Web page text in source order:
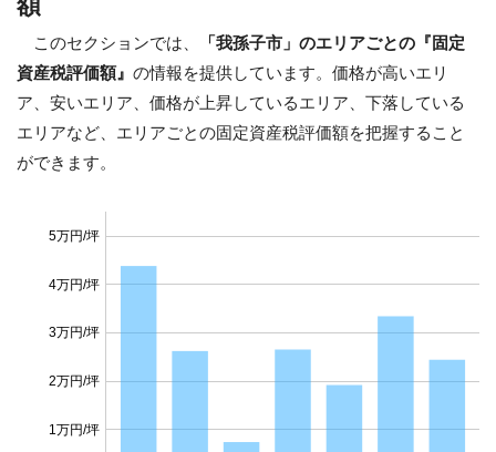
額
このセクションでは、
「我孫子市」のエリアごとの『固定
資産税評価額』 の情報を提供しています。価格が高いエリ
ア、安いエリア、価格が上昇しているエリア、下落している
エリアなど、エリアごとの固定資産税評価額を把握すること
ができます。
1万円/坪
2万円/坪
3万円/坪
4万円/坪
5万円/坪